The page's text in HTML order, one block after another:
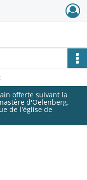
offerte suivant la
d'Oelenberg.
de l'église de